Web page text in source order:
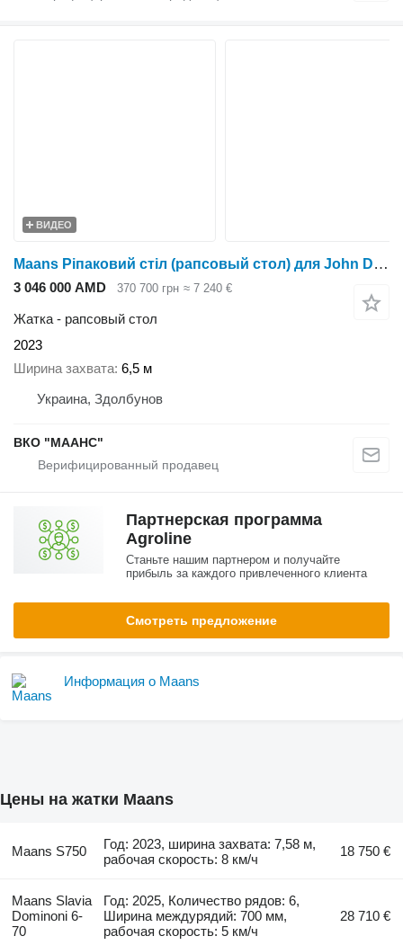
ВИДЕО
Maans Ріпаковий стіл (рапсовый стол) для John Deere
3 046 000 AMD 370 700 грн ≈ 7 240 €
Жатка - рапсовый стол
2023
Ширина захвата 6,5 м
Украина, Здолбунов
ВКО "МААНС"
Партнерская программа
Agroline
Станьте нашим партнером и получайте
прибыль за каждого привлеченного клиента
Смотреть предложение
Информация о Maans
Цены на жатки Maans
Maans S750
Год: 2023, ширина захвата: 7,58 м,
рабочая скорость: 8 км/ч
18 750 €
Maans Slavia
Dominoni 6-
70
Год: 2025, Количество рядов: 6,
Ширина междурядий: 700 мм,
рабочая скорость: 5 км/ч
28 710 €